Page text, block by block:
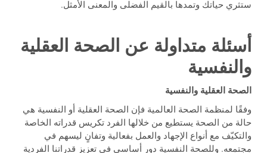
ستثري حياتك وتمدها بالقيم الفضلى والمعنى الأمثل.
أسئلة متداولة عن الصحة العقلية
والنفسية
الصحة العقلية والنفسية
وفقًا لمنظمة الصحة العالمية فإن الصحة العقلية أو النفسية هي
حالة من الصحة يستطيع من خلالها الفرد تكريس قدراته الخاصة
والتكيّف مع أنواع الإجهاد والعمل بفعالية وتفانٍ ليسهم في
مجتمعه. وللصحة النفسية دور أساسي في تعزيز قدراتنا الفردية